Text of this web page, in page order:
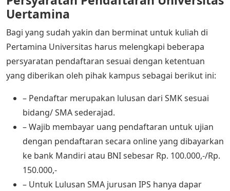
Uertamina
Bagi yang sudah yakin dan berminat untuk kuliah di
Pertamina Universitas harus melengkapi beberapa
persyaratan pendaftaran sesuai dengan ketentuan
yang diberikan oleh pihak kampus sebagai berikut ini:
– Pendaftar merupakan lulusan dari SMK sesuai
bidang/ SMA sederajad.
– Wajib membayar uang pendaftaran untuk ujian
dengan pendaftaran secara online yang dibayarkan
ke bank Mandiri atau BNI sebesar Rp. 100.000,-/Rp.
150.000,-
– Untuk Lulusan SMA jurusan IPS hanya dapar